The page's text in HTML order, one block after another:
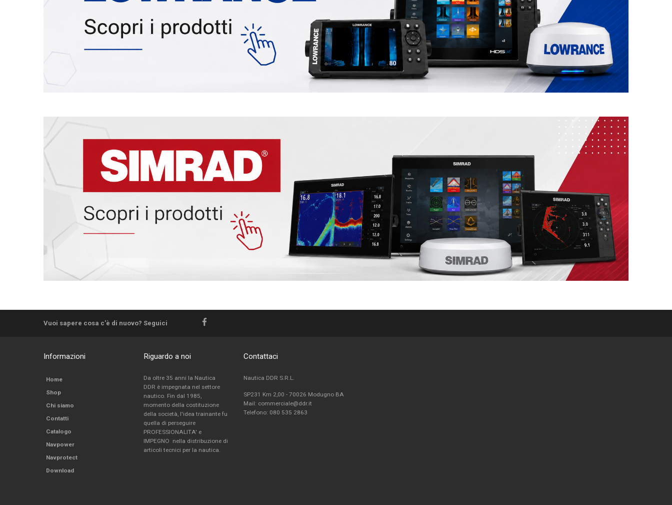
Vuoi sapere cosa c'è di nuovo? Seguici
Informazioni
Home
Shop
Chi siamo
Contatti
Catalogo
Navpower
Navprotect
Download
Riguardo a noi
Da oltre 35 anni la Nautica
DDR è impegnata nel settore
nautico. Fin dal 1985,
momento della costituzione
della società, l'idea trainante fu
quella di perseguire
PROFESSIONALITA' e
IMPEGNO nella distribuzione di
articoli tecnici per la nautica.
Contattaci
Nautica DDR S.R.L.
SP231 Km 2,00 - 70026 Modugno BA
Mail: commerciale@ddr.it
Telefono: 080 535 2863